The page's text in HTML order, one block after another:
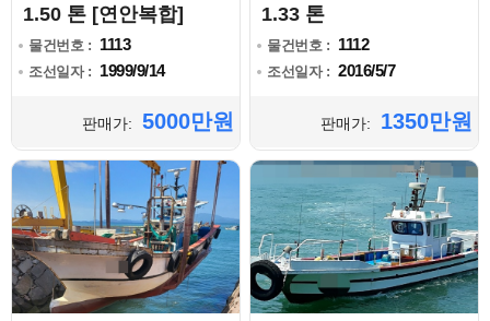
1.50 톤 [연안복합]
물건번호 : 1113
조선일자 : 1999/9/14
판매가: 5000만원
1.33 톤
물건번호 : 1112
조선일자 : 2016/5/7
판매가: 1350만원